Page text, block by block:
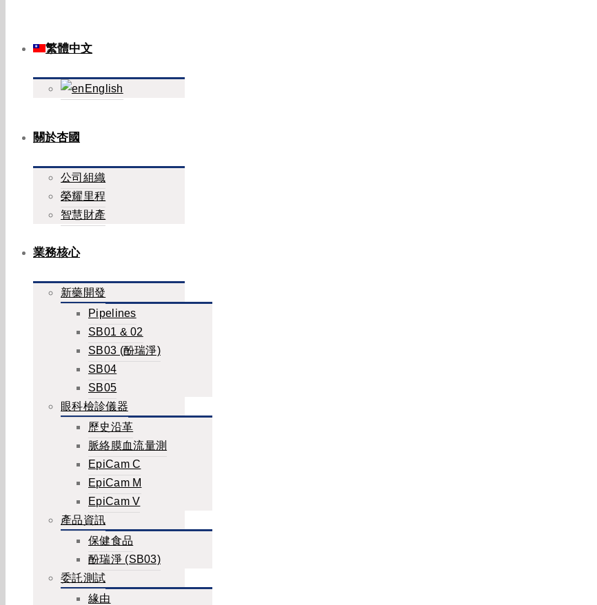
繁體中文
English
關於杏國
公司組織
榮耀里程
智慧財產
業務核心
新藥開發
Pipelines
SB01 & 02
SB03 (酚瑞淨)
SB04
SB05
眼科檢診儀器
歷史沿革
脈絡膜血流量測
EpiCam C
EpiCam M
EpiCam V
產品資訊
保健食品
酚瑞淨 (SB03)
委託測試
緣由